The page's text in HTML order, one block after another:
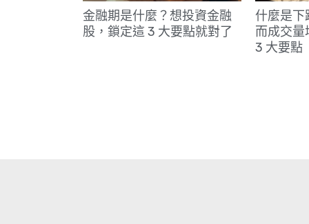
金融期是什麼？想投資金融
股，鎖定這 3 大要點就對了
什麼是下
而成交量
3 大要點